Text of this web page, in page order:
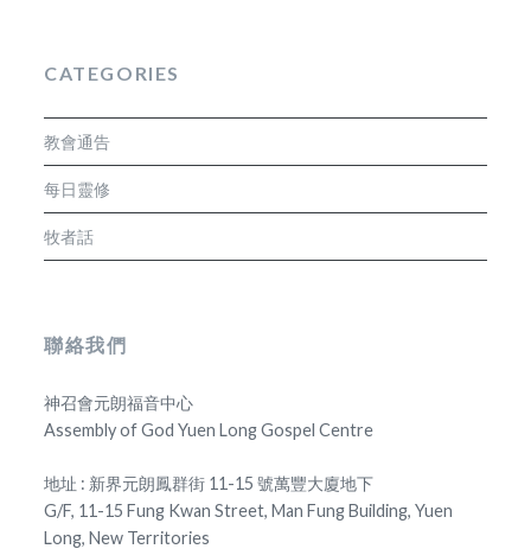
CATEGORIES
教會通告
每日靈修
牧者話
聯絡我們
神召會元朗福音中心
Assembly of God Yuen Long Gospel Centre
地址 : 新界元朗鳳群街 11-15 號萬豐大廈地下
G/F, 11-15 Fung Kwan Street, Man Fung Building, Yuen
Long, New Territories